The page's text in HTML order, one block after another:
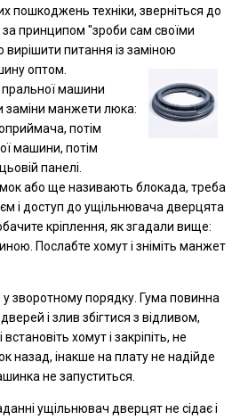
пошкоджень техніки, зверніться до
принципом "зроби сам своїми
питання із заміною
оптом.
пральної машини
заміни манжети люка:
потім
машини, потім
панелі.
або ще називають блокада, треба
і доступ до ущільнювача дверцята
кріплення, як згадали вище:
Послабте хомут і зніміть манжет
зворотному порядку. Гума повинна
і злив збігтися з відливом,
хомут і закріпіть, не
назад, інакше на плату не надійде
не запуститься.
ущільнювач дверцят не сідає і